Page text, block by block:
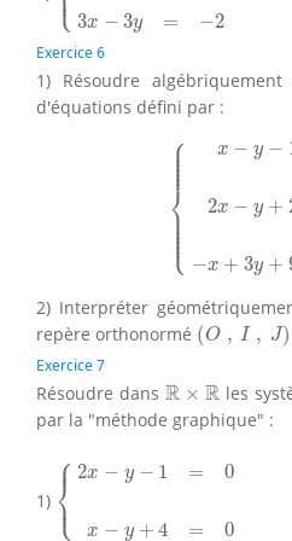
3x − 3y = −2
Exercice 6
1) Résoudre algébriquement
d'équations défini par :
⎧
⎪
⎪
⎪ ⎪ ⎪ ⎪
⎨
⎪ ⎪ ⎪ ⎪ ⎪ ⎪⎩
x − y −
2x − y +
−x + 3y +
x −1 02
2) Interpréter
repère orthonormé (O , I , J)
(O, ,J)
Exercice 7
Résoudre dansR × R
R ×R
les
par la "méthode graphique" :
1) ⎧
⎪
⎨
⎪
⎩
2x − y − 1 = 0
x − y + 4 = 0
2 x− x =0